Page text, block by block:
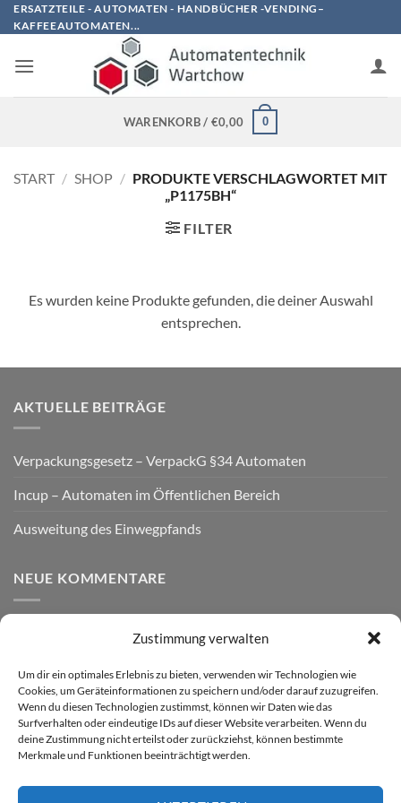
Zustimmung verwalten
Um dir ein optimales Erlebnis zu bieten, verwenden wir Technologien wie
Cookies, um Geräteinformationen zu speichern und/oder darauf zuzugreifen.
Wenn du diesen Technologien zustimmst, können wir Daten wie das
Surfverhalten oder eindeutige IDs auf dieser Website verarbeiten. Wenn du
deine Zustimmung nicht erteilst oder zurückziehst, können bestimmte
Merkmale und Funktionen beeinträchtigt werden.
Zum
Inhalt
ERSATZTEILE - AUTOMATEN - HANDBÜCHER -VENDING–
KAFFEEAUTOMATEN...
WARENKORB / €0,00 0
START / SHOP / PRODUKTE VERSCHLAGWORTET MIT
„P1175BH“
FILTER
Es wurden keine Produkte gefunden, die deiner Auswahl
entsprechen.
AKTUELLE BEITRÄGE
Verpackungsgesetz – VerpackG §34 Automaten
Incup – Automaten im Öffentlichen Bereich
Ausweitung des Einwegpfands
NEUE KOMMENTARE